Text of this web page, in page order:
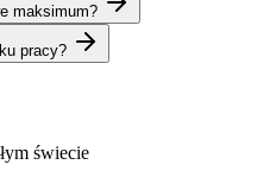
maksimum?
pracy?
świecie